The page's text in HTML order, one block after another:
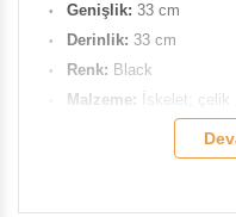
Genişlik: 33 cm
Derinlik: 33 cm
Renk: Black
Malzeme: İskelet; çelik
Pierre Paulin
LR-